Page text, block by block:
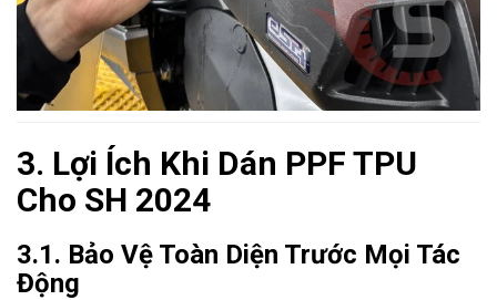
3. Lợi Ích Khi Dán PPF TPU
Cho SH 2024
3.1. Bảo Vệ Toàn Diện Trước Mọi Tác
Động